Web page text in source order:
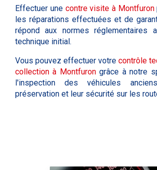
Effectuer une contre visite à Montfuron
les réparations effectuées et de
répond aux normes réglementaires
technique initial.
Vous pouvez effectuer votre contrôle
collection à Montfurongrâce à notre
l'inspection des véhicules
préservation et leur sécurité sur les